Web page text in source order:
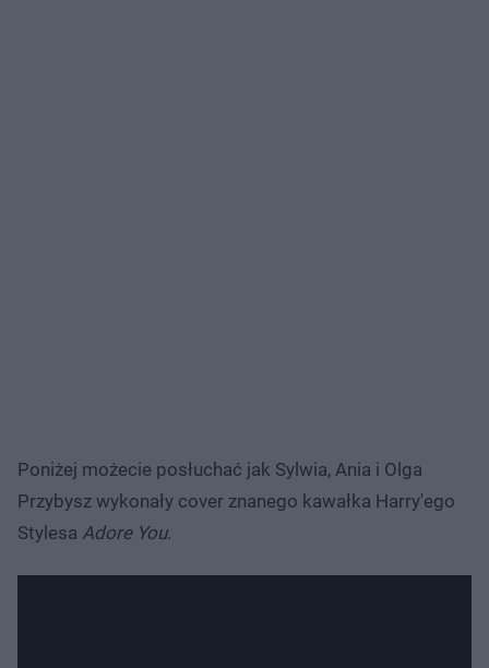
Poniżej możecie posłuchać jak Sylwia, Ania i Olga
Przybysz wykonały cover znanego kawałka Harry'ego
Stylesa Adore You.